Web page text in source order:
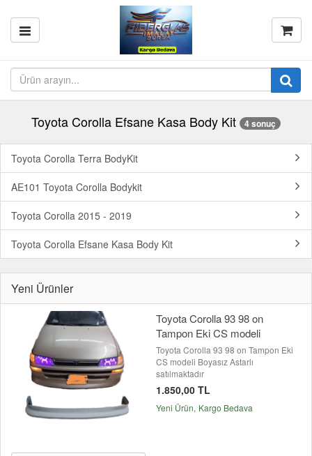
Toyota Corolla Efsane Kasa Body Kit 4 sonuç
Toyota Corolla Terra BodyKit
AE101 Toyota Corolla Bodykit
Toyota Corolla 2015 - 2019
Toyota Corolla Efsane Kasa Body Kit
Yeni Ürünler
Toyota Corolla 93 98 on
Tampon Eki CS modeli
Toyota Corolla 93 98 on Tampon Eki
CS modeli Boyasız Astarlı
satılmaktadır
1.850,00 TL
Yeni Ürün Kargo Bedava